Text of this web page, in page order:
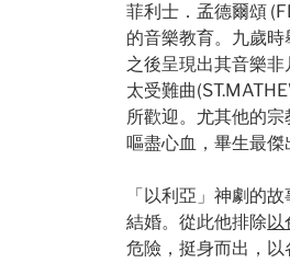
菲利士．孟德爾頌
的音樂教育。九歲
之後呈現出其音樂
太受難曲
所歡迎。尤其他的
嘔盡心血，畢生最傑
「以利亞」神劇的
結婚。從此他排除以
危險，挺身而出，